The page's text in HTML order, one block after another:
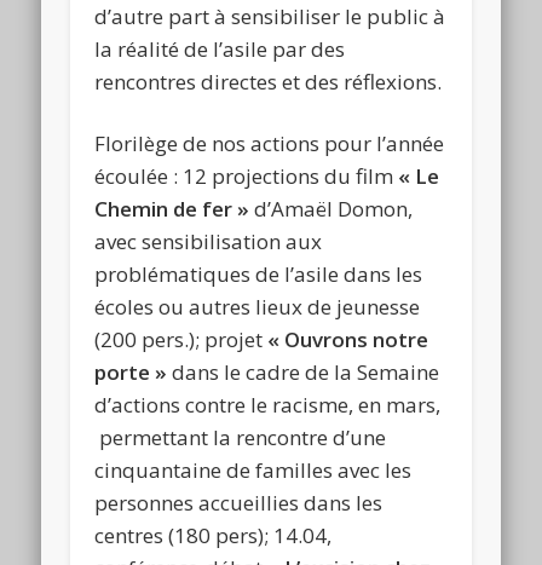
d’autre part à sensibiliser le public à
la réalité de l’asile par des
rencontres directes et des réflexions.
Florilège de nos actions pour l’année
écoulée : 12 projections du film « Le
Chemin de fer » d’Amaël Domon,
avec sensibilisation aux
problématiques de l’asile dans les
écoles ou autres lieux de jeunesse
(200 pers.); projet « Ouvrons notre
porte » dans le cadre de la Semaine
d’actions contre le racisme, en mars,
permettant la rencontre d’une
cinquantaine de familles avec les
personnes accueillies dans les
centres (180 pers); 14.04,